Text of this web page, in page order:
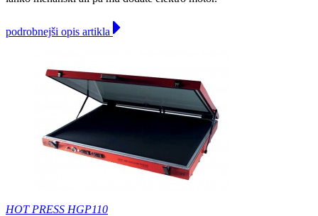
podrobnejši opis artikla
HOT PRESS HGP110